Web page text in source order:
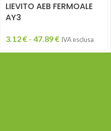
LIEVITO AEB FERMOALE
AY3
3.12€ - 47.89€ IVA esclusa